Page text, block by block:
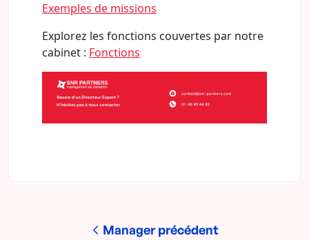
Exemples de missions
Explorez les fonctions couvertes par notre
cabinet : Fonctions
Manager précédent